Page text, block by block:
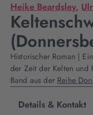
Heike Beardsley,
Historischer Roman |
der Zeit der Kelten und
Band aus der Reihe
Details & Kontakt